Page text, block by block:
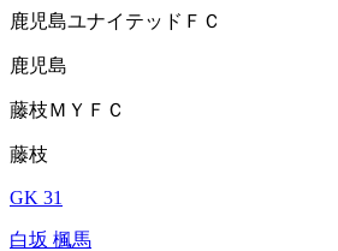
鹿児島ユナイテッドＦＣ
鹿児島
藤枝ＭＹＦＣ
藤枝
GK 31
白坂 楓馬